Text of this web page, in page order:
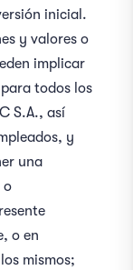
inicial.
y valores o
implicar
todos los
S.A., así
y
una
o
o en
mismos;